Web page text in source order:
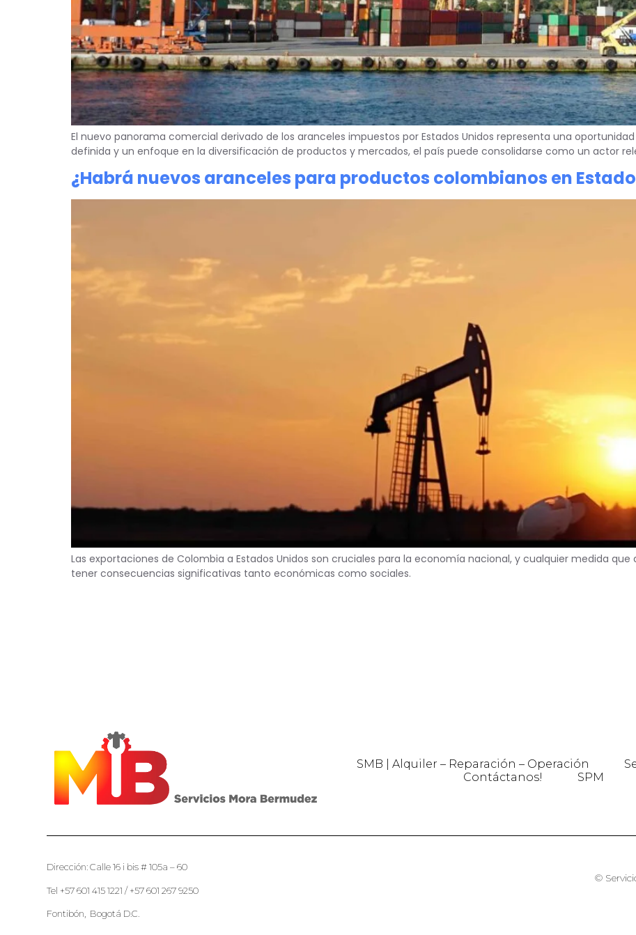
El nuevo panorama comercial derivado de los aranceles impuestos por Estados Unidos representa una
definida y un enfoque en la diversificación de productos y mercados, el país puede consolidarse como un actor
¿Habrá nuevos aranceles para productos colombianos en
Las exportaciones de Colombia a Estados Unidos son cruciales para la economía nacional, y cualquier medida
tener consecuencias significativas tanto económicas como sociales.
SMB | Alquiler – Reparación – Operación
Contáctanos!
SPM
Dirección: Calle 16 i bis # 105a – 60
Tel +57 601 415 1221 / +57 601 267 9250
Fontibón, Bogotá D.C.
©